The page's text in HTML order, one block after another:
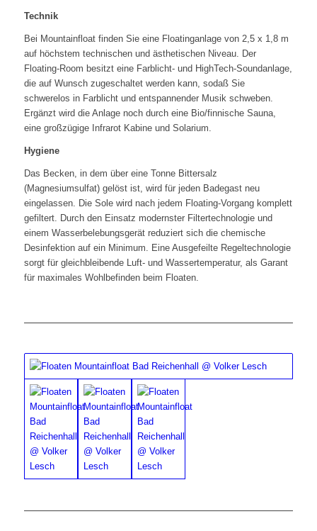
Technik
Bei Mountainfloat finden Sie eine Floatinganlage von 2,5 x 1,8 m
auf höchstem technischen und ästhetischen Niveau. Der
Floating-Room besitzt eine Farblicht- und HighTech-Soundanlage,
die auf Wunsch zugeschaltet werden kann, sodaß Sie
schwerelos in Farblicht und entspannender Musik schweben.
Ergänzt wird die Anlage noch durch eine Bio/finnische Sauna,
eine großzügige Infrarot Kabine und Solarium.
Hygiene
Das Becken, in dem über eine Tonne Bittersalz
(Magnesiumsulfat) gelöst ist, wird für jeden Badegast neu
eingelassen. Die Sole wird nach jedem Floating-Vorgang komplett
gefiltert. Durch den Einsatz modernster Filtertechnologie und
einem Wasserbelebungsgerät reduziert sich die chemische
Desinfektion auf ein Minimum. Eine Ausgefeilte Regeltechnologie
sorgt für gleichbleibende Luft- und Wassertemperatur, als Garant
für maximales Wohlbefinden beim Floaten.